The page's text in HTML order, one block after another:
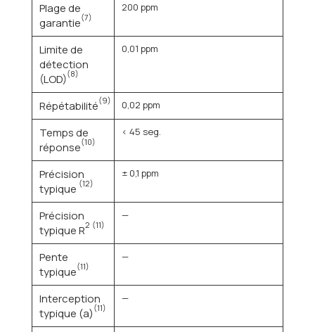
Plage de
garantie(7)
200 ppm
Limite de
détection
(LOD)(8)
0,01 ppm
Répétabilité(9) 0,02 ppm
Temps de
réponse(10)
< 45 seg.
Précision
typique (12)
± 0,1 ppm
Précision
typique R2 (11)
—
Pente
typique(11)
—
Interception
typique (a) (11)
—